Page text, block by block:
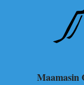
Maamasin